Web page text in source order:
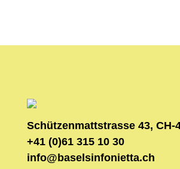
Schützenmattstrasse 43, CH-
+41 (0)61 315 10 30
info@baselsinfonietta.ch